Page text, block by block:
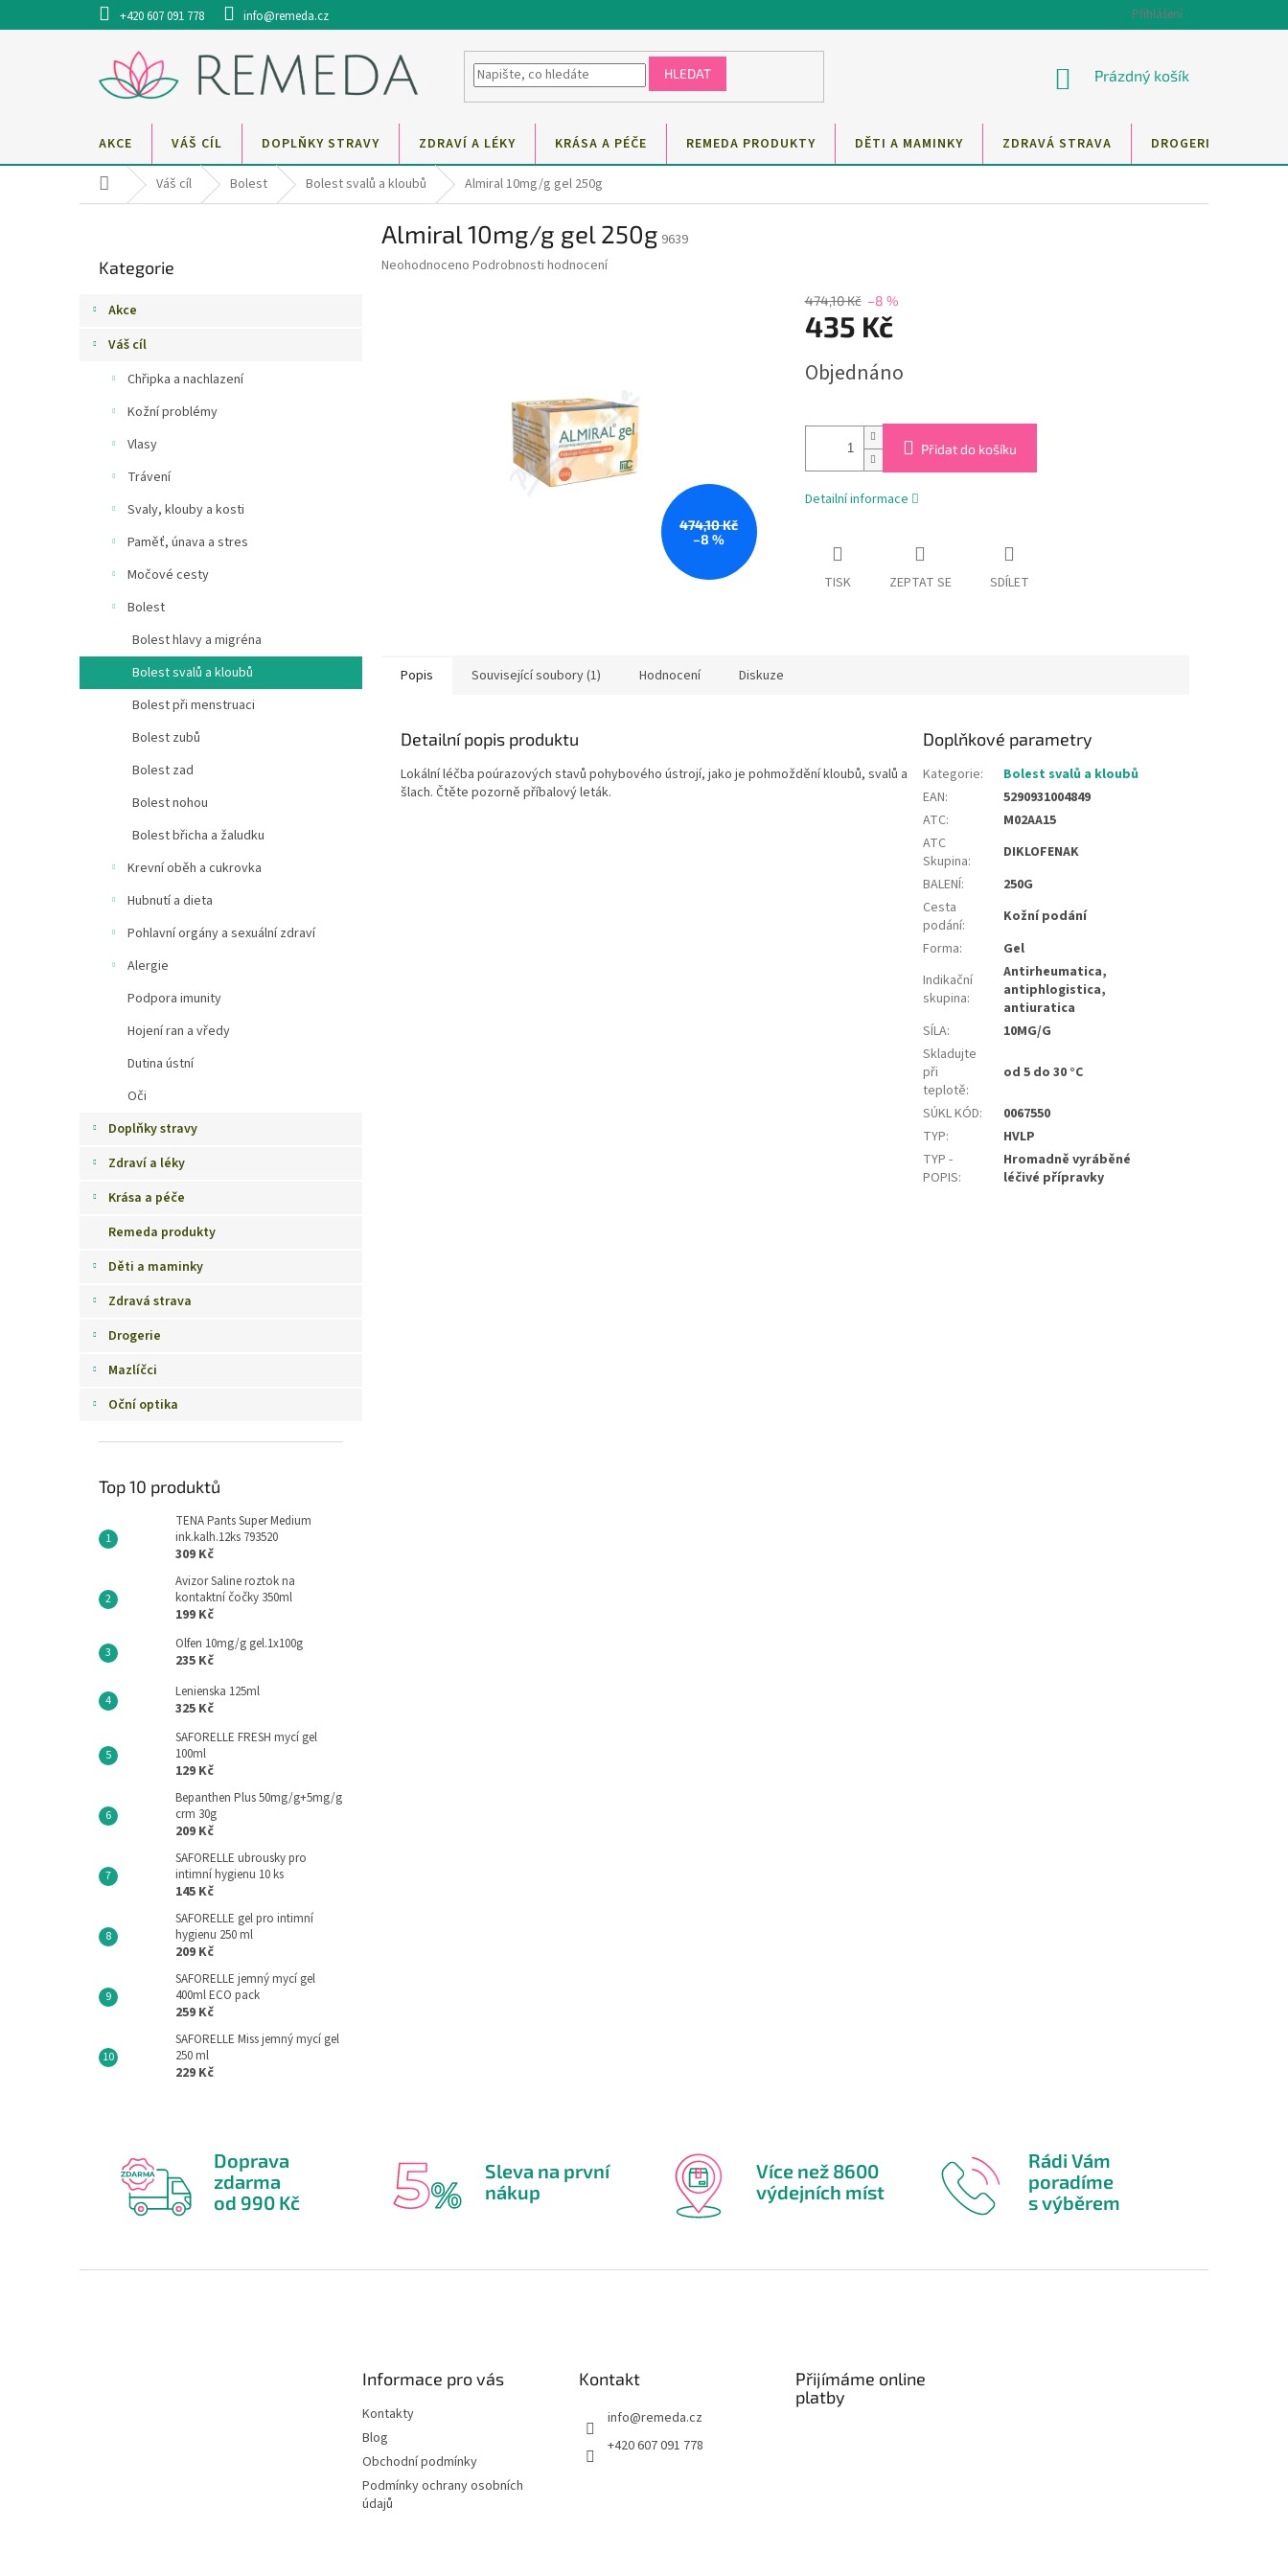
na
+420 607 091 778 info@remeda.cz Přihlášení
HLEDAT
NÁKUPNÍ
Prázdný košík
AKCE VÁŠ CÍL DOPLŇKY STRAVY ZDRAVÍ A LÉKY KRÁSA A PÉČE REMEDA PRODUKTY DĚTI A MAMINKY ZDRAVÁ STRAVA DROGERIE
Domů Váš cíl Bolest Bolest svalů a kloubů Almiral 10mg/g gel 250g
kategorie
Kategorie
Akce
Váš cíl
Chřipka a nachlazení
Kožní problémy
Vlasy
Trávení
Svaly, klouby a kosti
Paměť, únava a stres
Močové cesty
Bolest
Bolest hlavy a migréna
Bolest svalů a kloubů
Bolest při menstruaci
Bolest zubů
Bolest zad
Bolest nohou
Bolest břicha a žaludku
Krevní oběh a cukrovka
Hubnutí a dieta
Pohlavní orgány a sexuální zdraví
Alergie
Podpora imunity
Hojení ran a vředy
Dutina ústní
Oči
Doplňky stravy
Zdraví a léky
Krása a péče
Remeda produkty
Děti a maminky
Zdravá strava
Drogerie
Mazlíčci
Oční optika
Top 10 produktů
TENA Pants Super Medium
ink.kalh.12ks 793520
309 Kč
Avizor Saline roztok na
kontaktní čočky 350ml
199 Kč
Olfen 10mg/g gel.1x100g
235 Kč
Lenienska 125ml
325 Kč
SAFORELLE FRESH mycí gel
100ml
129 Kč
Bepanthen Plus 50mg/g+5mg/g
crm 30g
209 Kč
SAFORELLE ubrousky pro
intimní hygienu 10 ks
145 Kč
SAFORELLE gel pro intimní
hygienu 250 ml
209 Kč
SAFORELLE jemný mycí gel
400ml ECO pack
259 Kč
SAFORELLE Miss jemný mycí gel
250 ml
229 Kč
Almiral 10mg/g gel 250g 9639
Průměrné
Neohodnoceno Podrobnosti hodnocení
474,10 Kč
–8 %
474,10 Kč –8 %
435 Kč
cena:
Objednáno
Přidat do košíku
Detailní informace
TISK ZEPTAT SE SDÍLET
Popis Související soubory (1) Hodnocení Diskuze
Detailní popis produktu
Lokální léčba poúrazových stavů pohybového ústrojí, jako je pohmoždění kloubů, svalů a
šlach. Čtěte pozorně příbalový leták.
Doplňkové parametry
Kategorie:
Bolest svalů a kloubů
EAN:
5290931004849
ATC:
M02AA15
ATC
Skupina:
DIKLOFENAK
BALENÍ:
250G
Cesta
podání:
Kožní podání
Forma:
Gel
Indikační
skupina:
Antirheumatica,
antiphlogistica,
antiuratica
SÍLA:
10MG/G
Skladujte
při
teplotě:
od 5 do 30 °C
SÚKL KÓD:
0067550
TYP:
HVLP
TYP -
POPIS:
Hromadně vyráběné
léčivé přípravky
Doprava
zdarma
od 990 Kč
Sleva na první
nákup
Více než 8600
výdejních míst
Rádi Vám
poradíme
s výběrem
Informace pro vás
Kontakty
Blog
Obchodní podmínky
Podmínky ochrany osobních
údajů
Kontakt
info@remeda.cz
+420 607 091 778
Přijímáme online
platby